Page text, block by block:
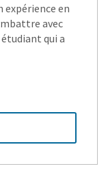
en
avec
qui a